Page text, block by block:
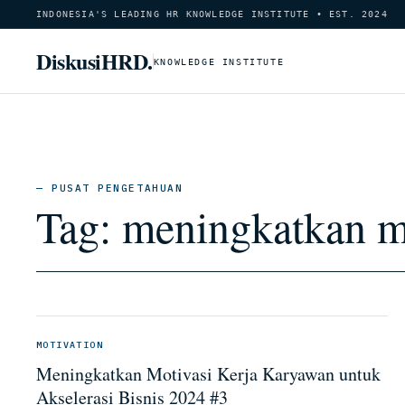
INDONESIA'S LEADING HR KNOWLEDGE INSTITUTE • EST. 2024
DiskusiHRD.KNOWLEDGE INSTITUTE
— PUSAT PENGETAHUAN
Tag: meningkatkan
MOTIVATION
Meningkatkan Motivasi Kerja Karyawan untuk
Akselerasi Bisnis 2024 #3